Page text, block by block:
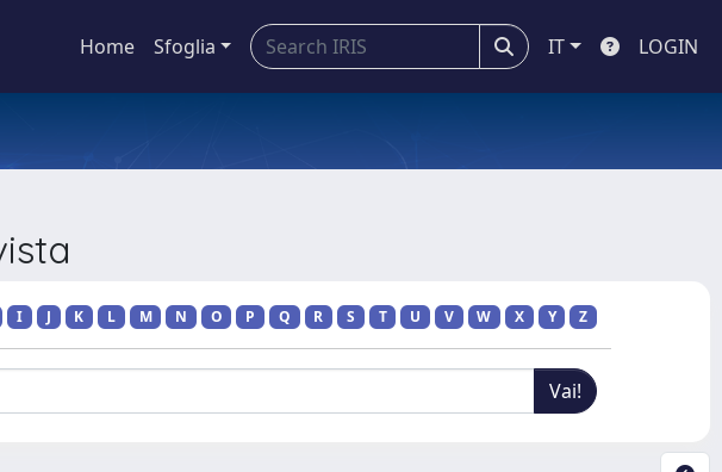
Home Sfoglia IT LOGIN
I J K L M N O P Q R S T U V W X Y Z